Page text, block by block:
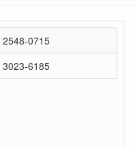
2548-0715
3023-6185